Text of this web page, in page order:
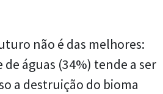
não é das melhores:
águas (34%) tende a ser
a destruição do bioma